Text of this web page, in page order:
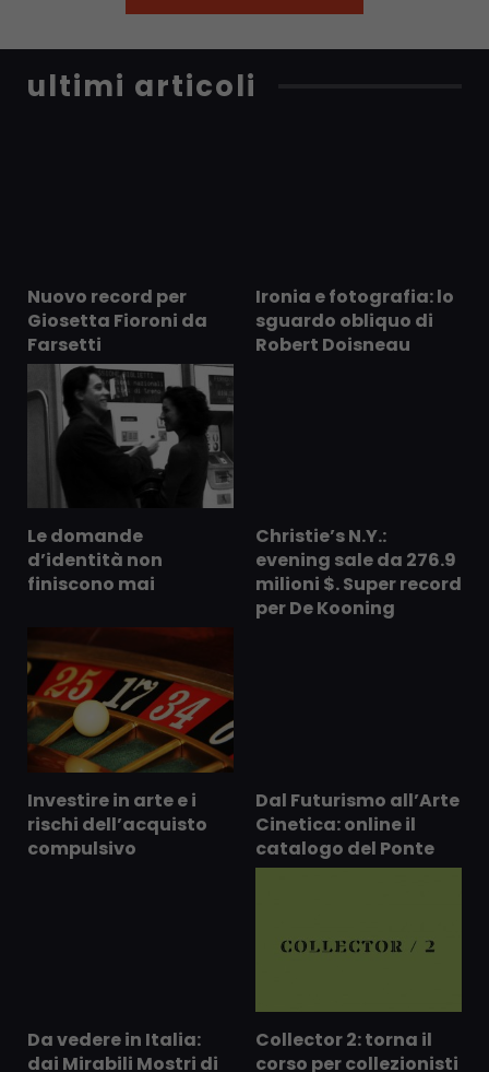
ultimi articoli
Nuovo record per
Giosetta Fioroni da
Farsetti
Ironia e fotografia: lo
sguardo obliquo di
Robert Doisneau
Le domande
d’identità non
finiscono mai
Christie’s N.Y.:
evening sale da 276.9
milioni $. Super record
per De Kooning
Investire in arte e i
rischi dell’acquisto
compulsivo
Dal Futurismo all’Arte
Cinetica: online il
catalogo del Ponte
Da vedere in Italia:
dai Mirabili Mostri di
Collector 2: torna il
corso per collezionisti